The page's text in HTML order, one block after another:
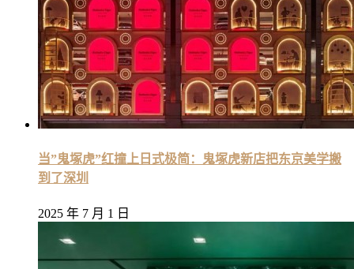
当”鬼塚虎”红撞上日式极简：鬼塚虎新店把东京美学搬
到了深圳
2025 年 7 月 1 日